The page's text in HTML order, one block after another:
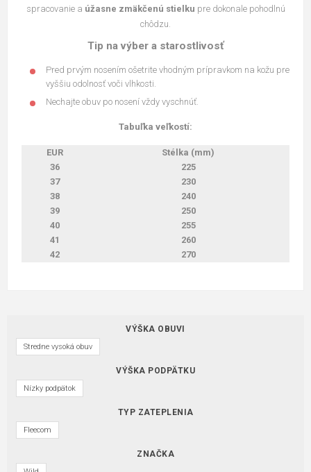
spracovanie a úžasne zmäkčenú stielku pre dokonale pohodlnú
chôdzu.
Tip na výber a starostlivosť
Pred prvým nosením ošetrite vhodným prípravkom na kožu pre
vyššiu odolnosť voči vlhkosti.
Nechajte obuv po nosení vždy vyschnúť.
Tabuľka veľkostí:
EUR
Stélka (mm)
36
225
37
230
38
240
39
250
40
255
41
260
42
270
VÝŠKA OBUVI
Stredne vysoká obuv
VÝŠKA PODPÄTKU
Nízky podpätok
TYP ZATEPLENIA
Fleecom
ZNAČKA